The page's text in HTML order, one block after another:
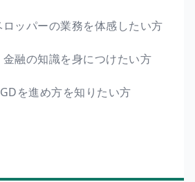
パーの業務を体感したい方
の知識を身につけたい方
を進め方を知りたい方